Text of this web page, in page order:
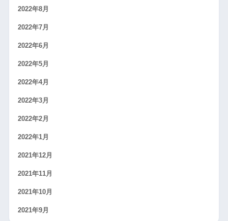
2022年8月
2022年7月
2022年6月
2022年5月
2022年4月
2022年3月
2022年2月
2022年1月
2021年12月
2021年11月
2021年10月
2021年9月